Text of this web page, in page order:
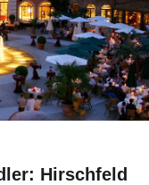
Hirschfeld